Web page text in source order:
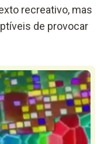
recreativo, mas
de provocar